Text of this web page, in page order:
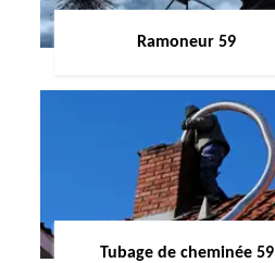
Ramoneur 59
Tubage de cheminée 59